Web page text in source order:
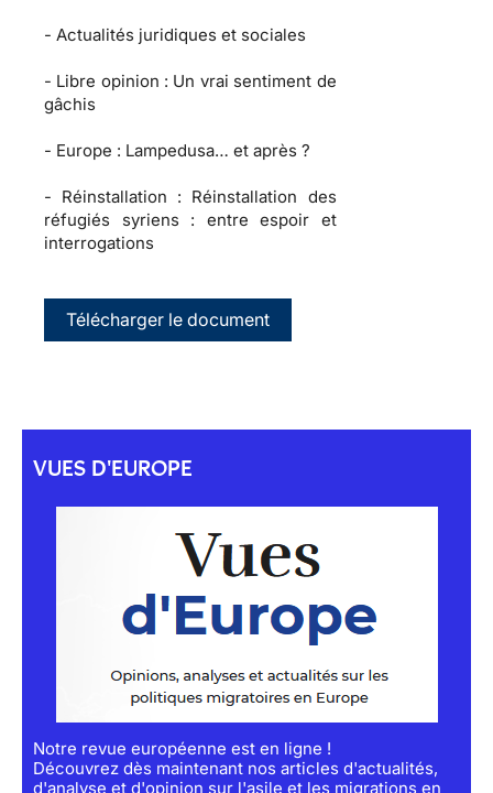
- Actualités juridiques et sociales
- Libre opinion : Un vrai sentiment de
gâchis
- Europe : Lampedusa… et après ?
- Réinstallation : Réinstallation des
réfugiés syriens : entre espoir et
interrogations
Télécharger le document
VUES D'EUROPE
Notre revue européenne est en ligne !
Découvrez dès maintenant nos articles d'actualités,
d'analyse et d'opinion sur l'asile et les migrations en